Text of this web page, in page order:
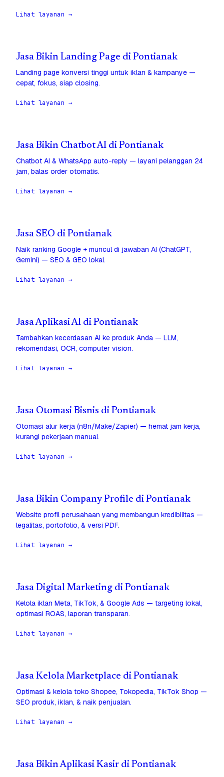
Lihat layanan →
Jasa Bikin Landing Page di Pontianak
Landing page konversi tinggi untuk iklan & kampanye —
cepat, fokus, siap closing.
Lihat layanan →
Jasa Bikin Chatbot AI di Pontianak
Chatbot AI & WhatsApp auto-reply — layani pelanggan 24
jam, balas order otomatis.
Lihat layanan →
Jasa SEO di Pontianak
Naik ranking Google + muncul di jawaban AI (ChatGPT,
Gemini) — SEO & GEO lokal.
Lihat layanan →
Jasa Aplikasi AI di Pontianak
Tambahkan kecerdasan AI ke produk Anda — LLM,
rekomendasi, OCR, computer vision.
Lihat layanan →
Jasa Otomasi Bisnis di Pontianak
Otomasi alur kerja (n8n/Make/Zapier) — hemat jam kerja,
kurangi pekerjaan manual.
Lihat layanan →
Jasa Bikin Company Profile di Pontianak
Website profil perusahaan yang membangun kredibilitas —
legalitas, portofolio, & versi PDF.
Lihat layanan →
Jasa Digital Marketing di Pontianak
Kelola iklan Meta, TikTok, & Google Ads — targeting lokal,
optimasi ROAS, laporan transparan.
Lihat layanan →
Jasa Kelola Marketplace di Pontianak
Optimasi & kelola toko Shopee, Tokopedia, TikTok Shop —
SEO produk, iklan, & naik penjualan.
Lihat layanan →
Jasa Bikin Aplikasi Kasir di Pontianak